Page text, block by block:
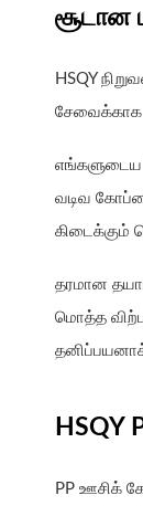
சூடான
HSQY
சேவைக்காக
வடிவ
தரமான
மொத்த
PP ஊசிக்